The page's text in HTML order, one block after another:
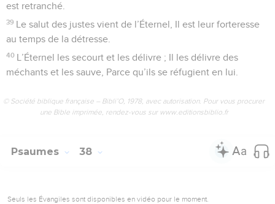
est retranché.
39 Le salut des justes vient de l’Éternel, Il est leur forteresse
au temps de la détresse.
40 L’Éternel les secourt et les délivre ; Il les délivre des
méchants et les sauve, Parce qu’ils se réfugient en lui.
© Société biblique française – Bibli’O, 1978, avec autorisation. Pour vous procurer
une Bible imprimée, rendez-vous sur www.editionsbiblio.fr
Psaumes 38
Seuls les Évangiles sont disponibles en vidéo pour le moment.